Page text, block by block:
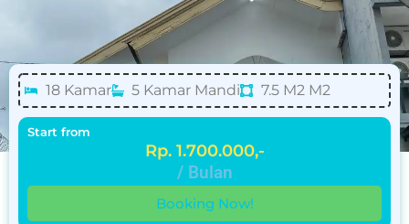
18 Kamar 5 Kamar Mandi 7.5 M2 M2
Start from
Rp. 1.700.000,-
/ Bulan
Booking Now!